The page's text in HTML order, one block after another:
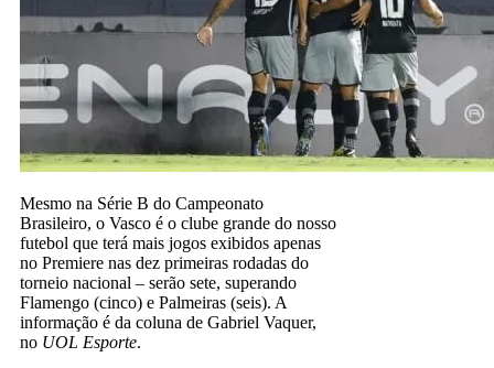
Mesmo na Série B do Campeonato
Brasileiro, o Vasco é o clube grande do nosso
futebol que terá mais jogos exibidos apenas
no Premiere nas dez primeiras rodadas do
torneio nacional – serão sete, superando
Flamengo (cinco) e Palmeiras (seis). A
informação é da coluna de Gabriel Vaquer,
no UOL Esporte.